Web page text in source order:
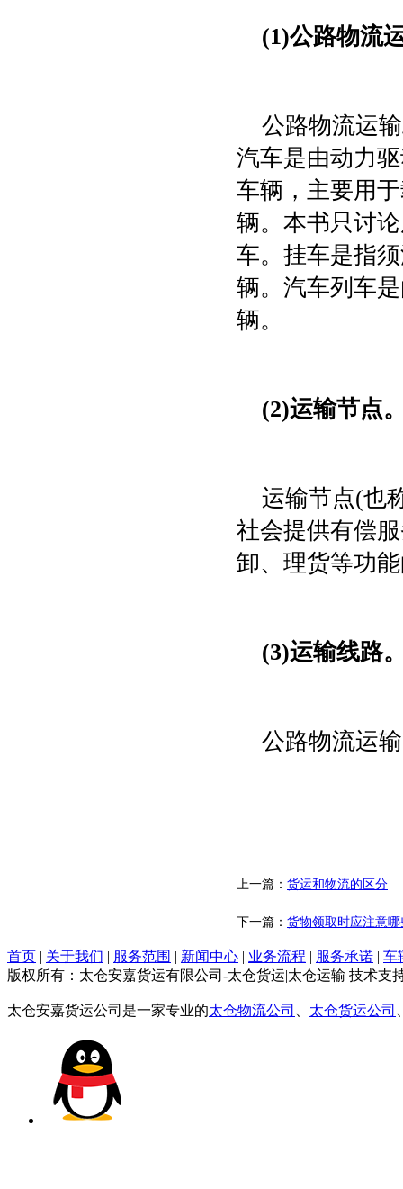
(1)公路物流
公路物流运
汽车是由动力
车辆，主要用
辆。本书只讨
车。挂车是指
辆。汽车列车
辆。
(2)运输节点
运输节点(也
社会提供有偿
卸、理货等功
(3)运输线路
公路物流运
上一篇： 货运和物流的区分
下一篇： 货物领取时应注意
首页 | 关于我们 | 服务范围 | 新闻中心 | 业务流程 | 服务承诺 | 车
版权所有：太仓安嘉货运有限公司-太仓货运|太仓运输 技术支
太仓安嘉货运公司是一家专业的太仓物流公司 太仓货运公司